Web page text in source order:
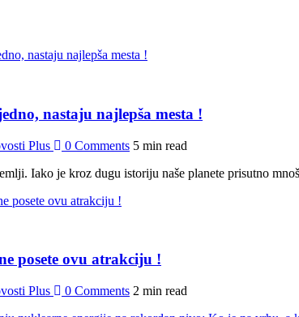
nastaju najlepša mesta !
Plus 0 Comments 5 min read
Iako je kroz dugu istoriju naše planete prisutno
posete ovu atrakciju !
Plus 0 Comments 2 min read